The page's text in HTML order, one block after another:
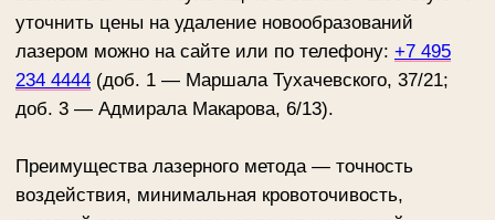
проводят квалифицированные специалисты,
которые подбирают оптимальный способ удаления с
учетом типа образования, его размера, локализации